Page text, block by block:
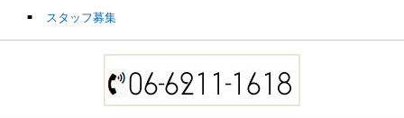
スタッフ募集